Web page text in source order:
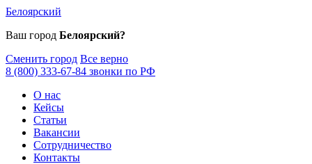
Белоярский
Ваш город Белоярский?
Сменить город Все верно
8 (800) 333-67-84 звонки по РФ
О нас
Кейсы
Статьи
Вакансии
Сотрудничество
Контакты